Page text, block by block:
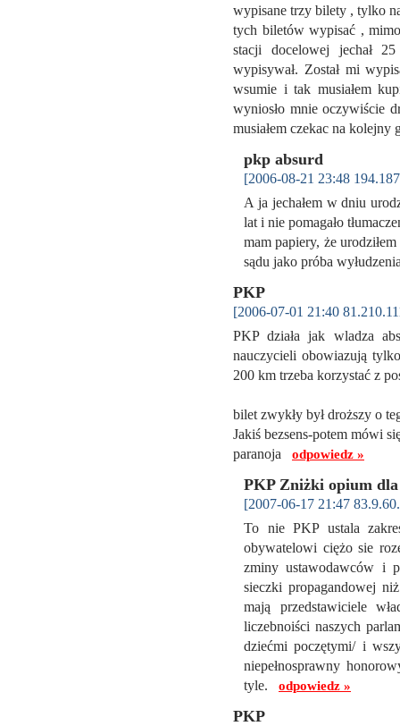
wypisane trzy bilety , tylko
tych biletów wypisać ,
stacji docelowej jechał
wypisywał. Został mi
wsumie i tak musiałem
wyniosło mnie oczywiście
musiałem czekac na
pkp absurd
[2006-08-21 23:48
A ja jechałem w dniu
lat i nie pomagało
mam papiery, że
sądu jako próba
PKP
[2006-07-01 21:40
PKP działa jak wladza
nauczycieli obowiazują
200 km trzeba korzystać z
bilet zwykły był droższy o
Jakiś bezsens-potem mówi
paranoja odpowiedz »
PKP Zniżki opium
[2007-06-17 21:47
To nie PKP ustala
obywatelowi ciężo sie
zminy ustawodawców i
sieczki propagandowej
mają przedstawiciele
liczebnoiści naszych
dziećmi poczętymi/ i
niepełnosprawny
tyle. odpowiedz »
PKP